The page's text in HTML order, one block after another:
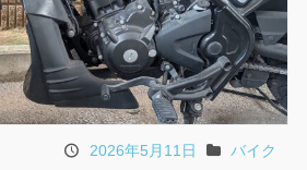
投2026年5月11日
カバイク